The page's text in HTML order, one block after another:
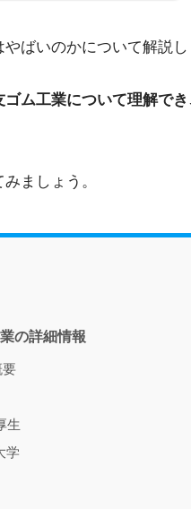
ばいのかについて解説し
ゴム工業について理解で
ましょう。
の詳細情報
要
生
学